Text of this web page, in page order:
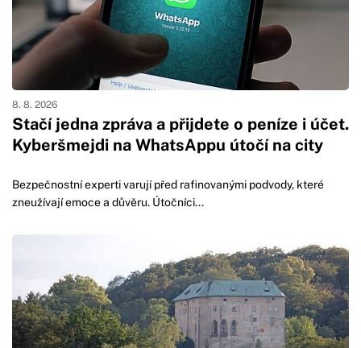
Stačí jedna zpráva a přijdete o peníze i účet.
Kyberšmejdi na WhatsAppu útočí na city
8. 8. 2026
Bezpečnostní experti varují před rafinovanými podvody, které
zneužívají emoce a důvěru. Útočníci...